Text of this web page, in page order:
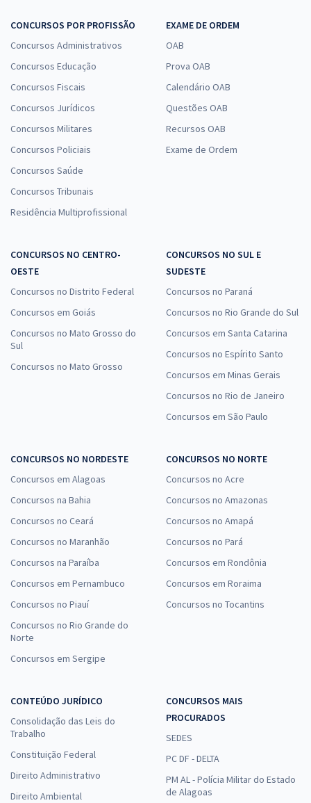
CONCURSOS POR PROFISSÃO
Concursos Administrativos
Concursos Educação
Concursos Fiscais
Concursos Jurídicos
Concursos Militares
Concursos Policiais
Concursos Saúde
Concursos Tribunais
Residência Multiprofissional
EXAME DE ORDEM
OAB
Prova OAB
Calendário OAB
Questões OAB
Recursos OAB
Exame de Ordem
CONCURSOS NO CENTRO-
OESTE
Concursos no Distrito Federal
Concursos em Goiás
Concursos no Mato Grosso do
Sul
Concursos no Mato Grosso
CONCURSOS NO SUL E
SUDESTE
Concursos no Paraná
Concursos no Rio Grande do Sul
Concursos em Santa Catarina
Concursos no Espírito Santo
Concursos em Minas Gerais
Concursos no Rio de Janeiro
Concursos em São Paulo
CONCURSOS NO NORDESTE
Concursos em Alagoas
Concursos na Bahia
Concursos no Ceará
Concursos no Maranhão
Concursos na Paraíba
Concursos em Pernambuco
Concursos no Piauí
Concursos no Rio Grande do
Norte
Concursos em Sergipe
CONCURSOS NO NORTE
Concursos no Acre
Concursos no Amazonas
Concursos no Amapá
Concursos no Pará
Concursos em Rondônia
Concursos em Roraima
Concursos no Tocantins
CONTEÚDO JURÍDICO
Consolidação das Leis do
Trabalho
Constituição Federal
Direito Administrativo
Direito Ambiental
CONCURSOS MAIS
PROCURADOS
SEDES
PC DF - DELTA
PM AL - Polícia Militar do Estado
de Alagoas